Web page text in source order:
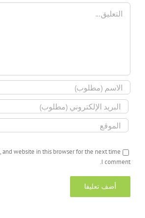
تعليق
and website in this browser for the next time
I comment.